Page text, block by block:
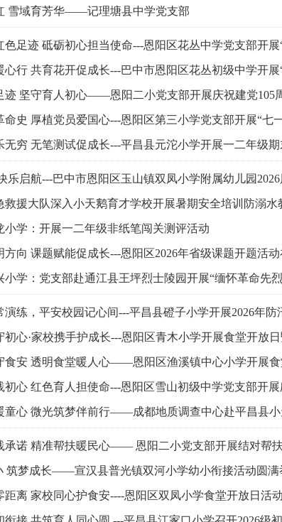
雪域育芳华——记理塘县中学党支部
色足迹 砥砺初心担当使命---恩阳区花丛中学党支部开展
心行 共育花开促成长---巴中市恩阳区花丛初级中学开
迹 坚守育人初心——恩阳二小党支部开展庆祝建党105
命史 厚植党员爱国心---恩阳区第三小学党支部开展“七
无穷 无笔测试促成长---平昌县元沱小学开展一二年级
乐启航---巴中市恩阳区玉山镇双凤小学附属幼儿园
救援大队深入小天鹅育才学校开展暑期安全培训防溺
小学：开展一二年级非纸笔闯关测评活动
方向 课题赋能促成长---恩阳区2026年省级课题开题活
小学：党支部赴通江县王坪烈士陵园开展“缅怀革命先
演练，平安校园记心间---平昌县磴子小学开展2026年防
初心·家校携手护成长---恩阳区青木小学开展食堂开放
食安 透明食堂暖人心——恩阳区渔溪镇中心小学开展
初心 红色育人担使命---恩阳区雪山初级中学党支部开
童心 微光筑梦伴前行——成都地质调查中心赴平昌县
承诺 精准帮扶暖民心—— 恩阳二小党支部开展结对帮
筑梦成长——宣汉县普光镇双河小学幼小衔接活动圆满
距离 家校同心护食安----恩阳区双凤小学食堂开放日活